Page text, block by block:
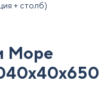
+ столб)
Море